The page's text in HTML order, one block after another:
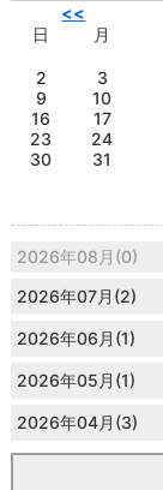
<<
日
月
2
3
9
10
16
17
23
24
30
31
2026年08月(0)
2026年07月(2)
2026年06月(1)
2026年05月(1)
2026年04月(3)